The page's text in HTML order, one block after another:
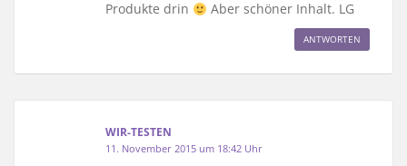
Produkte drin
Aber schöner Inhalt. LG
ANTWORTEN
WIR-TESTEN
11. November 2015 um 18:42 Uhr